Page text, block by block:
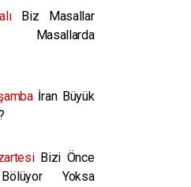
Biz Masallar
İran Büyük
Bizi Önce
Yoksa